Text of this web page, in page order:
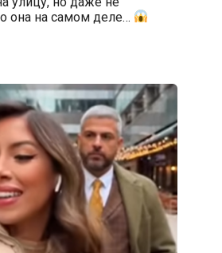
она на самом деле…